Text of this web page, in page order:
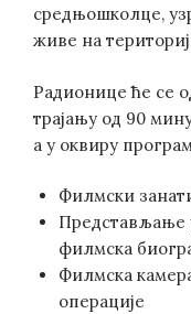
средњошколце,
живе на
Радионице ће се
трајању од 90
а у оквиру
Филмски
Представљање
филмска
Филмска
операције